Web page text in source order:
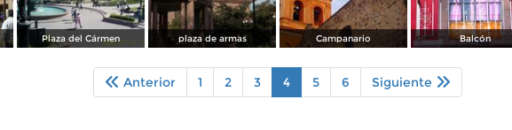
Plaza del Cármen plaza de armas Campanario Balcón
Anterior 1 2 3 4 5 6 Siguiente